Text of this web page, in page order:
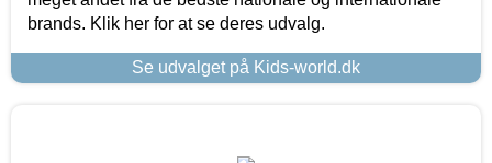
brands. Klik her for at se deres udvalg.
Se udvalget på Kids-world.dk